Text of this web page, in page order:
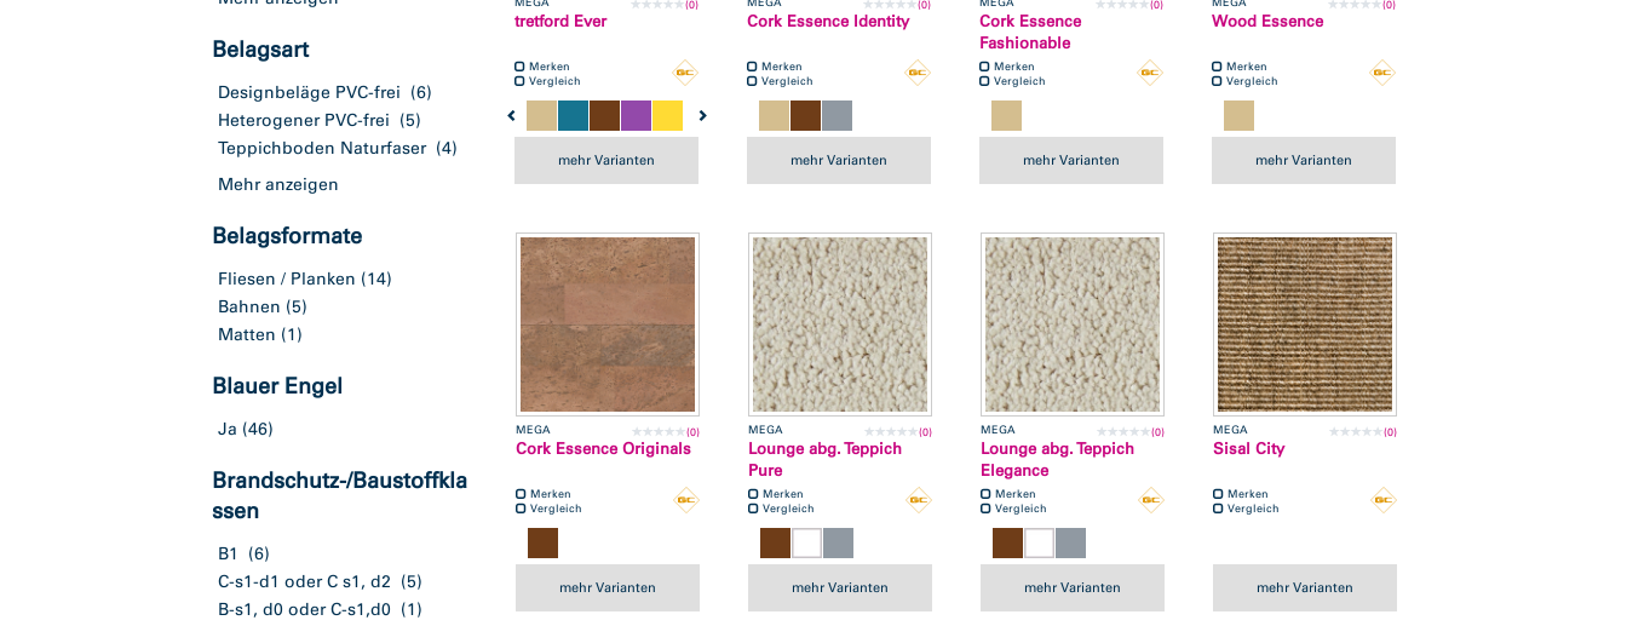
Belagsart
Designbeläge PVC-frei (6)
Heterogener PVC-frei (5)
Teppichboden Naturfaser (4)
Mehr anzeigen
Belagsformate
Fliesen / Planken (14)
Bahnen (5)
Matten (1)
Blauer Engel
Ja (46)
Brandschutz-/Baustoffkla
ssen
B1
(6)
C-s1-d1 oder C s1, d2 (5)
B-s1, d0 oder C-s1,d0 (1)
(0)
tretford Ever
Merken
Vergleich
mehr Varianten
(0)
Cork Essence Identity
Merken
Vergleich
mehr Varianten
(0)
Cork Essence
Fashionable
Merken
Vergleich
mehr Varianten
(0)
Wood Essence
Merken
Vergleich
mehr Varianten
MEGA (0)
Cork Essence Originals
Merken
Vergleich
mehr Varianten
MEGA (0)
Lounge abg. Teppich
Pure
Merken
Vergleich
mehr Varianten
MEGA (0)
Lounge abg. Teppich
Elegance
Merken
Vergleich
mehr Varianten
MEGA (0)
Sisal City
Merken
Vergleich
mehr Varianten